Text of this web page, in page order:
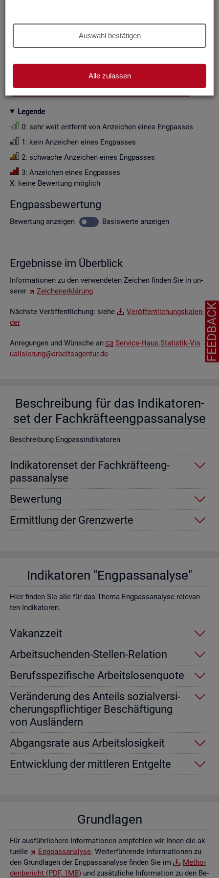
Auswahl bestätigen
Alle zulassen
Zah­len­wer­te i. d. R. auf Viel­fa­che von Zehn ge­run­det (siehe
die Fil­ter­mög­lich­kei­ten und die an­ge­zeig­ten Daten.
GESAMTDOWNLOAD ENGPASSANALYSE ALS CSV
Le­gen­de
0: sehr weit ent­fernt von An­zei­chen eines Eng­pas­ses
1: kein An­zei­chen eines Eng­pas­ses
2: schwa­che An­zei­chen eines Eng­pas­ses
3: An­zei­chen eines Eng­pas­ses
X: keine Be­wer­tung mög­lich
Eng­pass­be­wer­tung
Be­wer­tung an­zei­gen Ba­sis­wer­te an­zei­gen
Er­geb­nis­se im Über­blick
In­for­ma­tio­nen zu den ver­wen­de­ten Zei­chen fin­den Sie in un­
se­rer
Zei­chen­er­klä­rung
Nächs­te Ver­öf­fent­li­chung: siehe
Ver­öf­fent­li­chungs­ka­len­
der
An­re­gun­gen und Wün­sche an
Ser­vice-Haus.​Statistik-​Vis​
uali​sier​ung@​arb​eits​agen​tur.​de
Be­schrei­bung für das In­di­ka­to­ren­
set der Fach­kräf­te­eng­pass­ana­ly­se
Be­schrei­bung Eng­pas­sin­di­ka­to­ren
In­di­ka­to­ren­set der Fach­kräf­te­eng­
pass­ana­ly­se
Be­wer­tung
Er­mitt­lung der Grenz­wer­te
In­di­ka­to­ren "Eng­pass­ana­ly­se"
Hier fin­den Sie alle für das Thema Eng­pass­ana­ly­se re­le­van­
ten In­di­ka­to­ren.
Va­kanz­zeit
Ar­beit­su­chen­den-Stel­len-Re­la­ti­on
Be­rufs­spe­zi­fi­sche Ar­beits­lo­sen­quo­te
Ver­än­de­rung des An­teils so­zi­al­ver­si­
che­rungs­pflich­ti­ger Be­schäf­ti­gung
von Aus­län­dern
Ab­gangs­ra­te aus Ar­beits­lo­sig­keit
Ent­wick­lung der mitt­le­ren Ent­gel­te
Grund­la­gen
Für aus­führ­li­che­re In­for­ma­tio­nen emp­feh­len wir Ihnen die ak­
tu­el­le
Eng­pass­ana­ly­se. Wei­ter­füh­ren­de In­for­ma­tio­nen zu
den Grund­la­gen der Eng­pass­ana­ly­se fin­den Sie im
Me­tho­
den­be­richt (PDF, 1MB) und zu­sätz­li­che In­for­ma­ti­on zu den Be­
FEEDBACK